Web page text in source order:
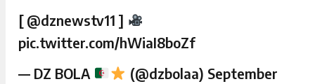
[ @dznewstv11 ]
pic.twitter.com/hWiaI8boZf
— DZ BOLA
(@dzbolaa) September